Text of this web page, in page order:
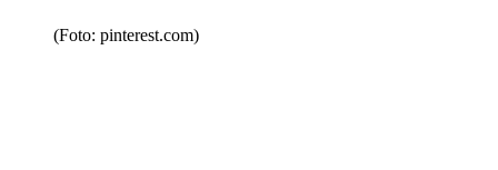
(Foto: pinterest.com)